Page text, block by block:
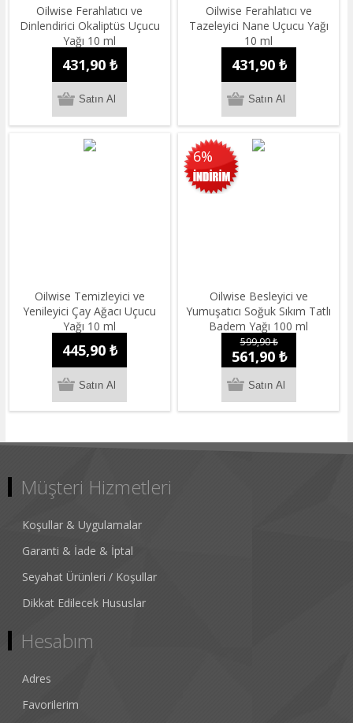
Oilwise Ferahlatıcı ve
Dinlendirici Okaliptüs Uçucu
Yağı 10 ml
431,90 ₺
Oilwise Ferahlatıcı ve
Tazeleyici Nane Uçucu Yağı
10 ml
431,90 ₺
Oilwise Temizleyici ve
Yenileyici Çay Ağacı Uçucu
Yağı 10 ml
445,90 ₺
6%
Oilwise Besleyici ve
Yumuşatıcı Soğuk Sıkım Tatlı
Badem Yağı 100 ml
599,90 ₺
561,90 ₺
Müşteri Hizmetleri
Koşullar & Uygulamalar
Garanti & İade & İptal
Seyahat Ürünleri / Koşullar
Dikkat Edilecek Hususlar
Hesabım
Adres
Favorilerim